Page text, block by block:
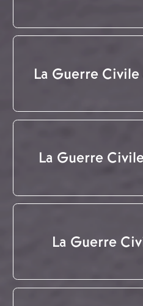
La Guerre Civile
La Guerre
La Guerre